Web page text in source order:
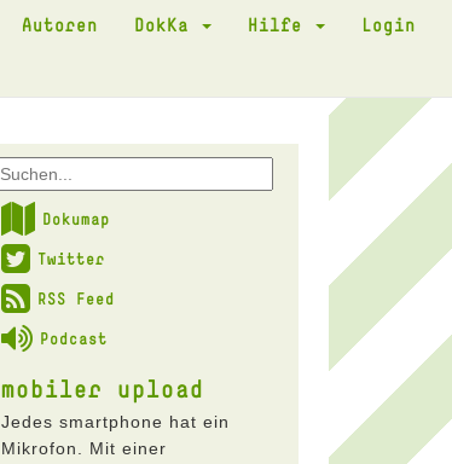
Autoren DokKa Hilfe Login
Dokumap
Twitter
RSS Feed
Podcast
mobiler upload
Jedes smartphone hat ein
Mikrofon. Mit einer